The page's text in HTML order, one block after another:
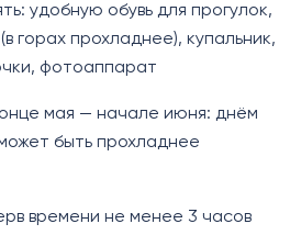
удобную обувь для прогулок,
горах прохладнее), купальник,
фотоаппарат
мая — начале июня: днём
быть прохладнее
времени не менее 3 часов